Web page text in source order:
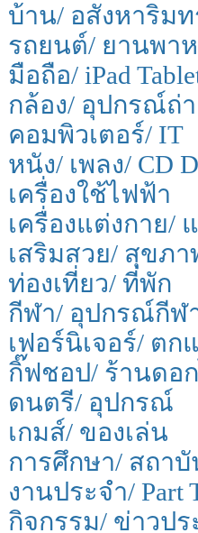
บ้าน/ อสังหาริม
รถยนต์/ ยานพา
มือถือ/ iPad
กล้อง/ อุปกรณ์ถ่
คอมพิวเตอร์/ IT
หนัง/ เพลง/ CD
เครื่องใช้ไฟฟ้า
เครื่องแต่งกาย/
เสริมสวย/ สุขภ
ท่องเที่ยว/ ที่พัก
กีฬา/ อุปกรณ์กีฬ
เฟอร์นิเจอร์/ ตก
กิ๊ฟชอป/ ร้านดอ
ดนตรี/ อุปกรณ์
เกมส์/ ของเล่น
การศึกษา/ สถา
งานประจำ/ Part
กิจกรรม/ ข่าวป